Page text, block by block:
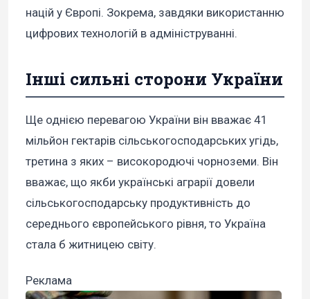
націй у Європі. Зокрема, завдяки використанню
цифрових технологій в адмініструванні.
Інші сильні сторони України
Ще однією перевагою України він вважає 41
мільйон гектарів сільськогосподарських угідь,
третина з яких – високородючі чорноземи. Він
вважає, що якби українські аграрії довели
сільськогосподарську продуктивність до
середнього європейського рівня, то Україна
стала б житницею світу.
Реклама